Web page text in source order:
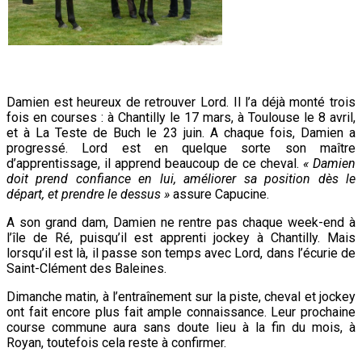
Damien est heureux de retrouver Lord. Il l’a déjà monté trois
fois en courses : à Chantilly le 17 mars, à Toulouse le 8 avril,
et à La Teste de Buch le 23 juin. A chaque fois, Damien a
progressé. Lord est en quelque sorte son maître
d’apprentissage, il apprend beaucoup de ce cheval. « Damien
doit prend confiance en lui, améliorer sa position dès le
départ, et prendre le dessus » assure Capucine.
A son grand dam, Damien ne rentre pas chaque week-end à
l’île de Ré, puisqu’il est apprenti jockey à Chantilly. Mais
lorsqu’il est là, il passe son temps avec Lord, dans l’écurie de
Saint-Clément des Baleines.
Dimanche matin, à l’entraînement sur la piste, cheval et jockey
ont fait encore plus fait ample connaissance. Leur prochaine
course commune aura sans doute lieu à la fin du mois, à
Royan, toutefois cela reste à confirmer.